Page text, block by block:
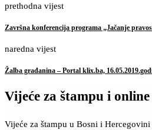
prethodna vijest
Završna konferencija programa „Jačanje
naredna vijest
Žalba građanina – Portal klix.ba,
Vijeće za štampu i
Vijeće za štampu u Bosni i